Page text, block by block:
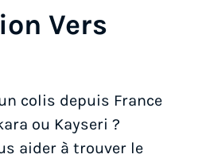
Vers
colis depuis France
ou Kayseri ?
aider à trouver le